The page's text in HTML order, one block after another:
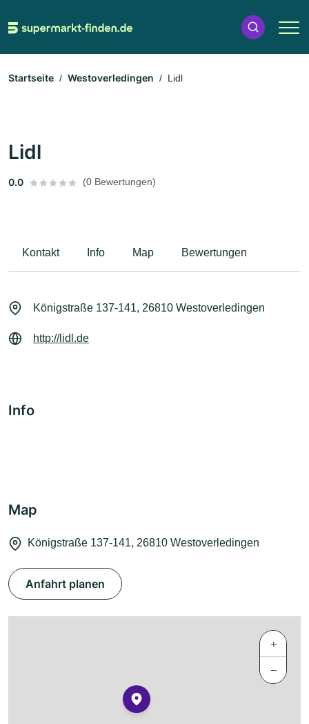
Startseite Westoverledingen Lidl
Lidl
0.0 (0 Bewertungen)
Kontakt Info Map Bewertungen
Königstraße 137-141, 26810 Westoverledingen
http://lidl.de
Info
Map
Königstraße 137-141, 26810 Westoverledingen
Anfahrt planen
+
−